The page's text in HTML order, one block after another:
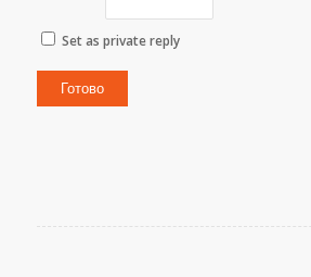
Set as private reply
Готово